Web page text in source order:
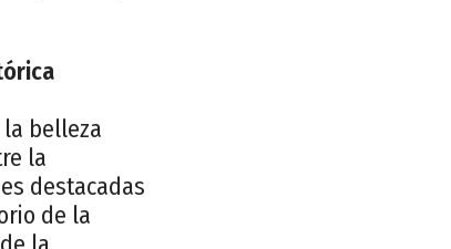
belleza
la
destacadas
de la